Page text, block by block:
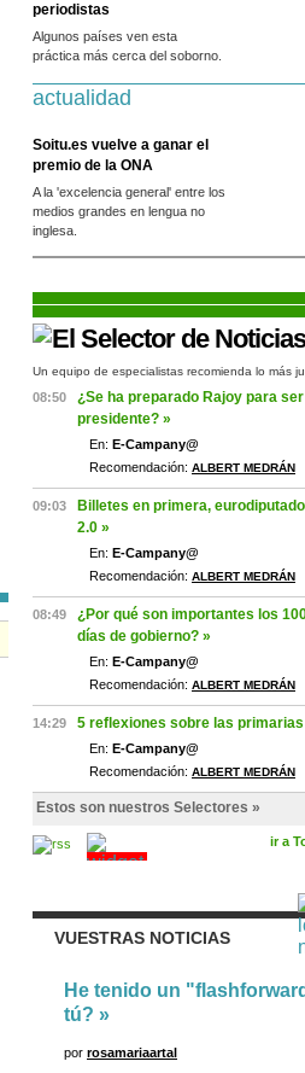
periodistas
Algunos países ven esta
práctica más cerca del soborno.
actualidad
Soitu.es vuelve a ganar el
premio de la ONA
A la 'excelencia general' entre los
medios grandes en lengua no
inglesa.
Un equipo de especialistas recomienda lo más
08:50
¿Se ha preparado Rajoy para ser
presidente? »
En: E-Campany@
Recomendación: ALBERT MEDRÁN
09:03
Billetes en primera,
2.0 »
En: E-Campany@
Recomendación: ALBERT MEDRÁN
08:49
¿Por qué son importantes los
días de gobierno? »
En: E-Campany@
Recomendación: ALBERT MEDRÁN
14:29 5 reflexiones sobre las primarias
En: E-Campany@
Recomendación: ALBERT MEDRÁN
Estos son nuestros Selectores »
ir a
VUESTRAS NOTICIAS
He tenido un
tú? »
por rosamariaartal